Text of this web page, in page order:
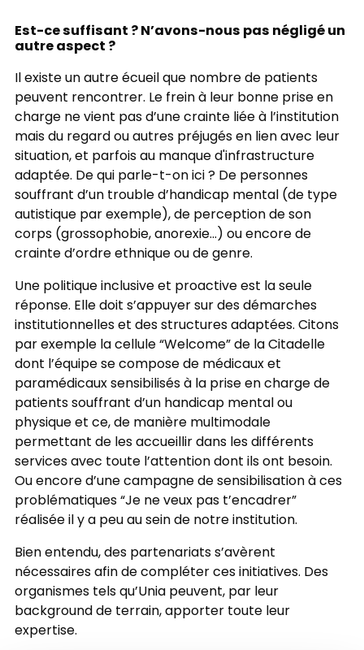
Est-ce suffisant ? N’avons-nous pas négligé un
autre aspect ?
Il existe un autre écueil que nombre de patients
peuvent rencontrer. Le frein à leur bonne prise en
charge ne vient pas d’une crainte liée à l’institution
mais du regard ou autres préjugés en lien avec leur
situation, et parfois au manque d'infrastructure
adaptée. De qui parle-t-on ici ? De personnes
souffrant d’un trouble d’handicap mental (de type
autistique par exemple), de perception de son
corps (grossophobie, anorexie...) ou encore de
crainte d’ordre ethnique ou de genre.
Une politique inclusive et proactive est la seule
réponse. Elle doit s’appuyer sur des démarches
institutionnelles et des structures adaptées. Citons
par exemple la cellule “Welcome” de la Citadelle
dont l’équipe se compose de médicaux et
paramédicaux sensibilisés à la prise en charge de
patients souffrant d’un handicap mental ou
physique et ce, de manière multimodale
permettant de les accueillir dans les différents
services avec toute l’attention dont ils ont besoin.
Ou encore d’une campagne de sensibilisation à ces
problématiques “Je ne veux pas t’encadrer”
réalisée il y a peu au sein de notre institution.
Bien entendu, des partenariats s’avèrent
nécessaires afin de compléter ces initiatives. Des
organismes tels qu’Unia peuvent, par leur
background de terrain, apporter toute leur
expertise.